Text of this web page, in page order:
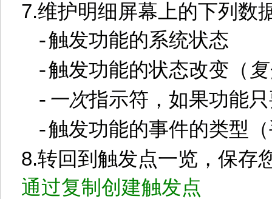
7.维护明细屏幕上的下列数
-触发功能的系统状态
-触发功能的状态改变（
- 一次指示符，如果功能
-触发功能的事件的类型
8.转回到触发点一览，保存
通过复制创建触发点